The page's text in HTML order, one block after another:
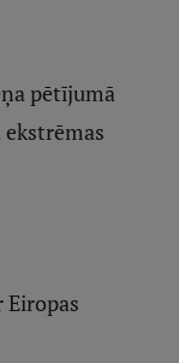
pētījumā